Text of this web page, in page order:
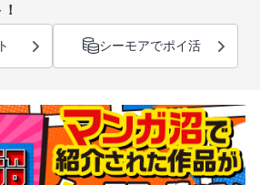
シーモアでポイ活